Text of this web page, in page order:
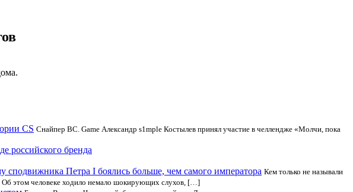
CS Снайпер BC. Game Александр s1mple Костылев принял участие в челлендже «Молчи, пока
российского бренда
сподвижника Петра I боялись больше, чем самого императора Кем только не называли
этом человеке ходило немало шокирующих слухов, […]